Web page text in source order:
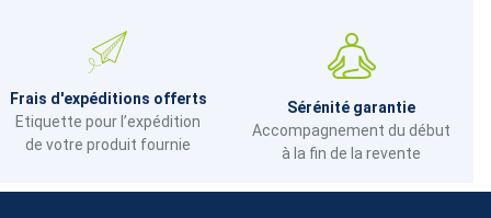
Frais d'expéditions offerts
Etiquette pour l’expédition
de votre produit fournie
Sérénité garantie
Accompagnement du début
à la fin de la revente